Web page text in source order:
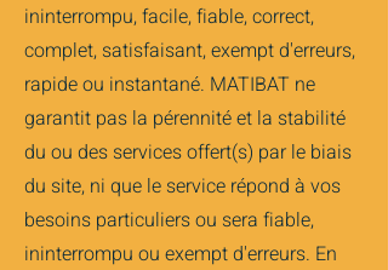
ininterrompu, facile, fiable, correct,
complet, satisfaisant, exempt d'erreurs,
rapide ou instantané. MATIBAT ne
garantit pas la pérennité et la stabilité
du ou des services offert(s) par le biais
du site, ni que le service répond à vos
besoins particuliers ou sera fiable,
ininterrompu ou exempt d'erreurs. En